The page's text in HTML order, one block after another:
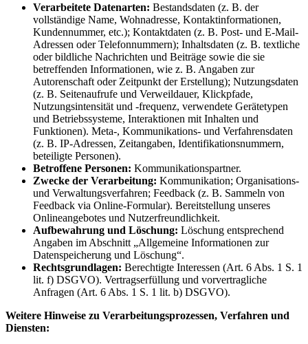
Verarbeitete Datenarten: Bestandsdaten (z. B. der
vollständige Name, Wohnadresse, Kontaktinformationen,
Kundennummer, etc.); Kontaktdaten (z. B. Post- und E-Mail-
Adressen oder Telefonnummern); Inhaltsdaten (z. B. textliche
oder bildliche Nachrichten und Beiträge sowie die sie
betreffenden Informationen, wie z. B. Angaben zur
Autorenschaft oder Zeitpunkt der Erstellung); Nutzungsdaten
(z. B. Seitenaufrufe und Verweildauer, Klickpfade,
Nutzungsintensität und -frequenz, verwendete Gerätetypen
und Betriebssysteme, Interaktionen mit Inhalten und
Funktionen). Meta-, Kommunikations- und Verfahrensdaten
(z. B. IP-Adressen, Zeitangaben, Identifikationsnummern,
beteiligte Personen).
Betroffene Personen: Kommunikationspartner.
Zwecke der Verarbeitung: Kommunikation; Organisations-
und Verwaltungsverfahren; Feedback (z. B. Sammeln von
Feedback via Online-Formular). Bereitstellung unseres
Onlineangebotes und Nutzerfreundlichkeit.
Aufbewahrung und Löschung: Löschung entsprechend
Angaben im Abschnitt „Allgemeine Informationen zur
Datenspeicherung und Löschung“.
Rechtsgrundlagen: Berechtigte Interessen (Art. 6 Abs. 1 S. 1
lit. f) DSGVO). Vertragserfüllung und vorvertragliche
Anfragen (Art. 6 Abs. 1 S. 1 lit. b) DSGVO).
Weitere Hinweise zu Verarbeitungsprozessen, Verfahren und
Diensten: